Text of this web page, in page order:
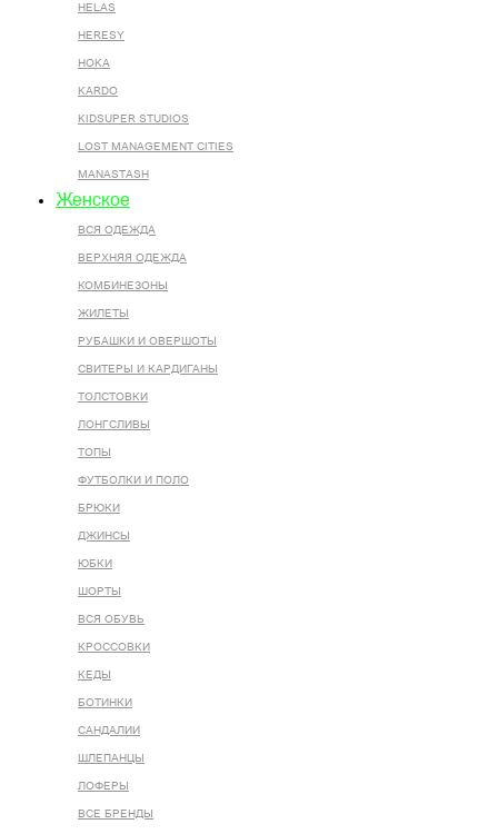
HELAS
HERESY
HOKA
KARDO
KIDSUPER STUDIOS
LOST MANAGEMENT CITIES
MANASTASH
Женское
ВСЯ ОДЕЖДА
ВЕРХНЯЯ ОДЕЖДА
КОМБИНЕЗОНЫ
ЖИЛЕТЫ
РУБАШКИ И ОВЕРШОТЫ
СВИТЕРЫ И КАРДИГАНЫ
ТОЛСТОВКИ
ЛОНГСЛИВЫ
ТОПЫ
ФУТБОЛКИ И ПОЛО
БРЮКИ
ДЖИНСЫ
ЮБКИ
ШОРТЫ
ВСЯ ОБУВЬ
КРОССОВКИ
КЕДЫ
БОТИНКИ
САНДАЛИИ
ШЛЕПАНЦЫ
ЛОФЕРЫ
ВСЕ БРЕНДЫ